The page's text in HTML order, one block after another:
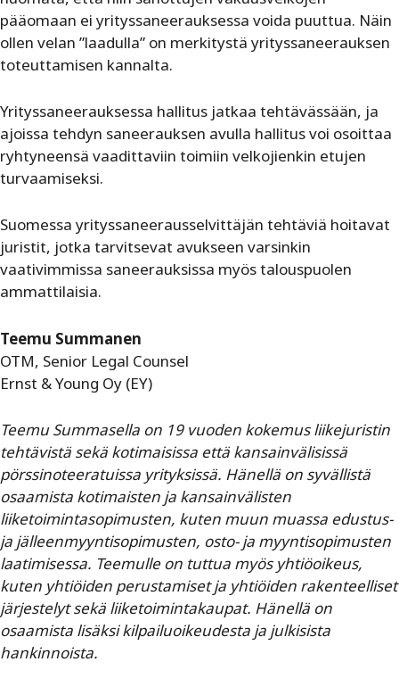
pääomaan ei yrityssaneerauksessa voida puuttua. Näin
ollen velan ”laadulla” on merkitystä yrityssaneerauksen
toteuttamisen kannalta.
Yrityssaneerauksessa hallitus jatkaa tehtävässään, ja
ajoissa tehdyn saneerauksen avulla hallitus voi osoittaa
ryhtyneensä vaadittaviin toimiin velkojienkin etujen
turvaamiseksi.
Suomessa yrityssaneerausselvittäjän tehtäviä hoitavat
juristit, jotka tarvitsevat avukseen varsinkin
vaativimmissa saneerauksissa myös talouspuolen
ammattilaisia.
Teemu Summanen
OTM, Senior Legal Counsel
Ernst & Young Oy (EY)
Teemu Summasella on 19 vuoden kokemus liikejuristin
tehtävistä sekä kotimaisissa että kansainvälisissä
pörssinoteeratuissa yrityksissä. Hänellä on syvällistä
osaamista kotimaisten ja kansainvälisten
liiketoimintasopimusten, kuten muun muassa edustus-
ja jälleenmyyntisopimusten, osto- ja myyntisopimusten
laatimisessa. Teemulle on tuttua myös yhtiöoikeus,
kuten yhtiöiden perustamiset ja yhtiöiden rakenteelliset
järjestelyt sekä liiketoimintakaupat. Hänellä on
osaamista lisäksi kilpailuoikeudesta ja julkisista
hankinnoista.